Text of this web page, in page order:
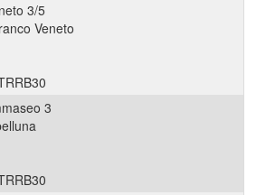
3/5
Veneto
3